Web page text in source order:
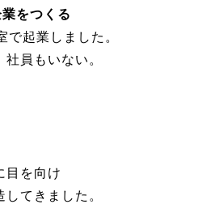
をつくる
起業しました。
員もいない。
目を向け
てきました。